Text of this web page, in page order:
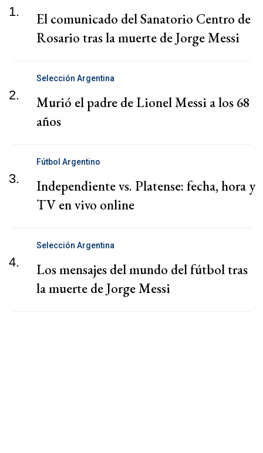
1.
El comunicado del Sanatorio Centro de
Rosario tras la muerte de Jorge Messi
2.
Selección Argentina
Murió el padre de Lionel Messi a los 68
años
3.
Fútbol Argentino
Independiente vs. Platense: fecha, hora y
TV en vivo online
4.
Selección Argentina
Los mensajes del mundo del fútbol tras
la muerte de Jorge Messi